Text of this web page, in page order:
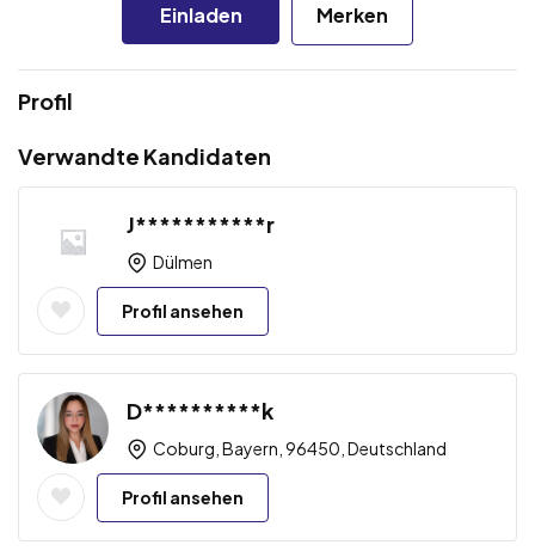
Einladen Merken
Profil
Verwandte Kandidaten
J***********r
Dülmen
Profil ansehen
D**********k
Coburg, Bayern, 96450, Deutschland
Profil ansehen